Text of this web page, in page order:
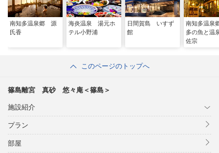
南知多温泉郷 源
氏香
海炎温泉 湯元ホ
テル小野浦
日間賀島 いすず
館
南知多温
多の魚と
佐宗
このページのトップへ
篠島離宮 真砂 悠々庵＜篠島＞
施設紹介
プラン
部屋